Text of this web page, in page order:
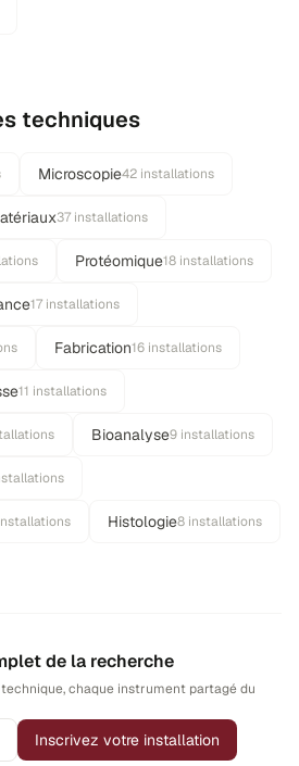
techniques
Microscopie42 installations
37 installations
Protéomique18 installations
17 installations
Fabrication16 installations
11 installations
Bioanalyse9 installations
Histologie8 installations
de la recherche
chaque instrument partagé du
Inscrivez votre installation